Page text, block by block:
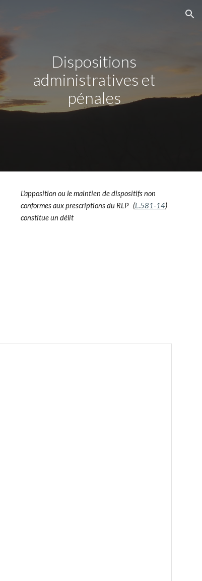
Dispositions
administratives et
pénales
L'apposition ou le maintien de dispositifs non
conformes aux prescriptions du RLP (L.581-14)
constitue un délit